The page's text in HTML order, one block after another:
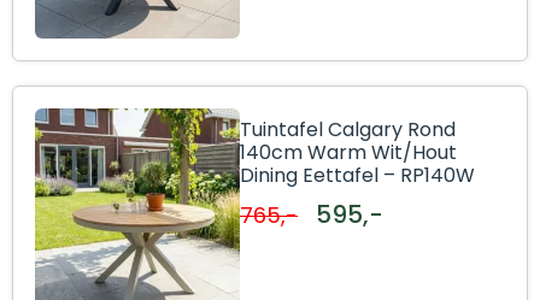
Tuintafel Calgary Rond
140cm Warm Wit/Hout
Dining Eettafel – RP140W
765,- 595,-